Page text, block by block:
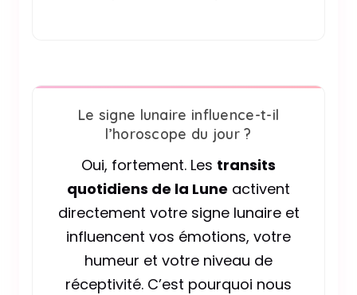
Le signe lunaire influence-t-il
l’horoscope du jour ?
Oui, fortement. Les transits
quotidiens de la Lune activent
directement votre signe lunaire et
influencent vos émotions, votre
humeur et votre niveau de
réceptivité. C’est pourquoi nous